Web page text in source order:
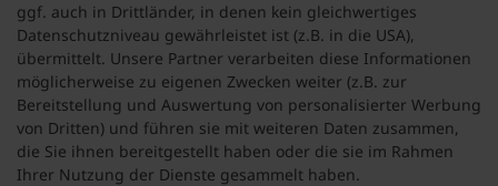
ggf. auch in Drittländer, in denen kein gleichwertiges
Datenschutzniveau gewährleistet ist (z.B. in die USA),
übermittelt. Unsere Partner verarbeiten diese Informationen
möglicherweise zu eigenen Zwecken weiter (z.B. zur
Bereitstellung und Auswertung von personalisierter Werbung
von Dritten) und führen sie mit weiteren Daten zusammen,
die Sie ihnen bereitgestellt haben oder die sie im Rahmen
Ihrer Nutzung der Dienste gesammelt haben.